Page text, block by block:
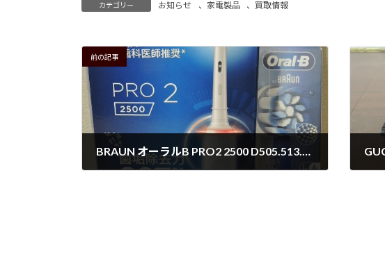
カテゴリー お知らせ 、 家電製品 、 買取情報
前の記事
BRAUN オーラルB PRO2 2500 D505.513.3 入荷！！